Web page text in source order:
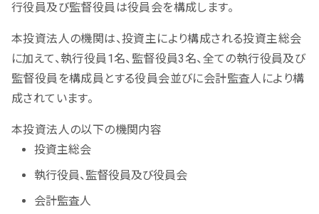
行役員及び監督役員は役員会を構成します。
本投資法人の機関は、投資主により構成される投資主総会
に加えて、執行役員1名、監督役員3名、全ての執行役員及び
監督役員を構成員とする役員会並びに会計監査人により構
成されています。
本投資法人の以下の機関内容
投資主総会
執行役員、監督役員及び役員会
会計監査人